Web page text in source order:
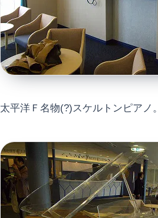
太平洋Ｆ名物(?)スケルトンピアノ。